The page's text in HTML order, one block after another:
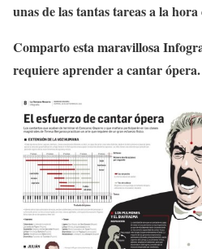
unas de las tantas tareas a la
Comparto esta maravillosa
requiere aprender a cantar ópera.